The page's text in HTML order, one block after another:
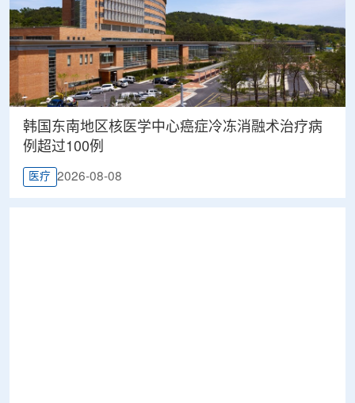
韩国东南地区核医学中心癌症冷冻消融术治疗病
例超过100例
医疗 2026-08-08